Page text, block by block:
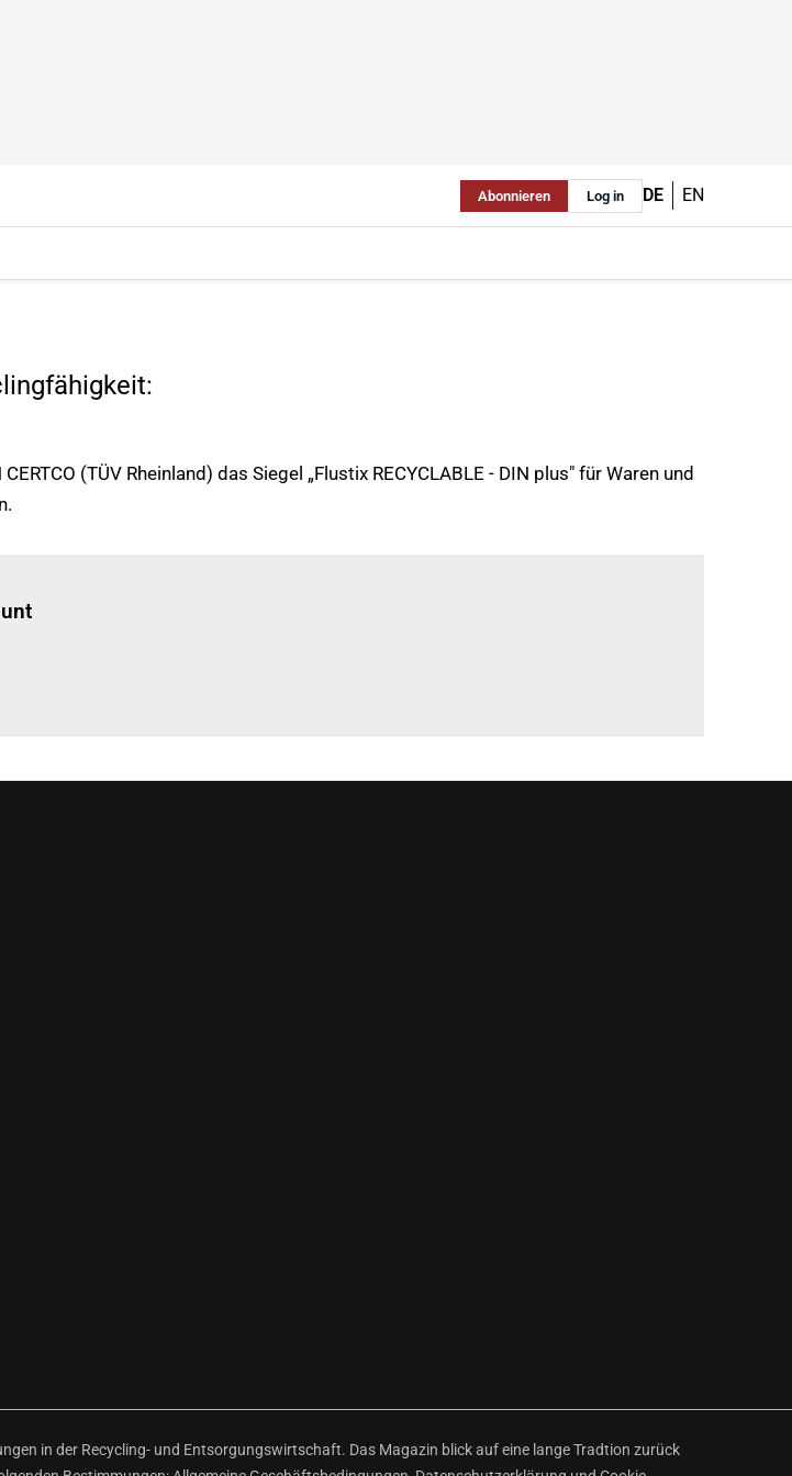
Abonnieren Log in DE EN
(TÜV Rheinland) das Siegel „Flustix RECYCLABLE - DIN plus" für Waren und
in der Recycling- und Entsorgungswirtschaft. Das Magazin blick auf eine lange Tradtion zurück